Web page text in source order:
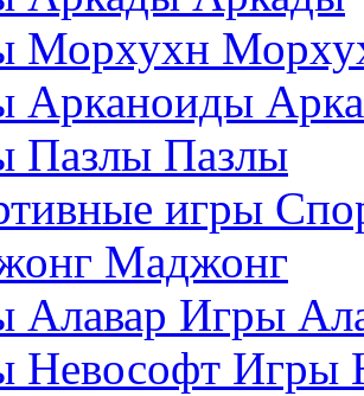
Пазлы
Маджонг
Игры
Игры